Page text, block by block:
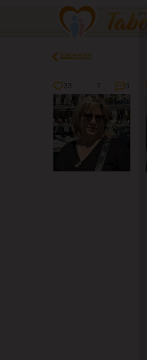
Евгения
33 7 3